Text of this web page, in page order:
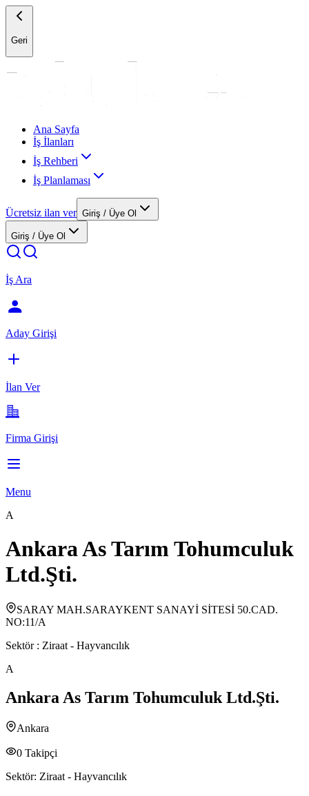
Geri
Ana Sayfa
İş İlanları
İş Rehberi
İş Planlaması
Ücretsiz ilan ver Giriş / Üye Ol
Giriş / Üye Ol
İş Ara
Aday Girişi
İlan Ver
Firma Girişi
Menu
A
Ankara As Tarım Tohumculuk
Ltd.Şti.
SARAY MAH.SARAYKENT SANAYİ SİTESİ 50.CAD.
NO:11/A
Sektör : Ziraat - Hayvancılık
A
Ankara As Tarım Tohumculuk Ltd.Şti.
Ankara
0 Takipçi
Sektör: Ziraat - Hayvancılık